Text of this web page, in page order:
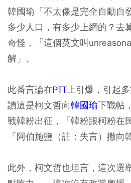
韓國瑜「不太像是完全自動自
多少人口，有多少上網的？去
奇怪，「這個英文叫
解」。
此番言論在PTT上引爆，引起
讀這是柯文哲向韓國瑜下戰帖
戰韓粉出征，「韓粉跟柯粉在
「阿伯施鹽（註：失言）撒向
此外，柯文哲也坦言，這次選